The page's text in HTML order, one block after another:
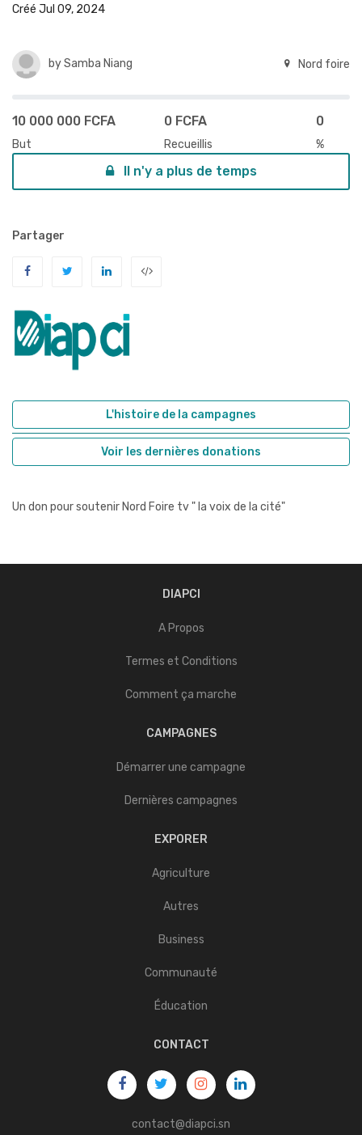
Créé Jul 09, 2024
bySamba Niang Nord foire
10 000 000 FCFA
But
0 FCFA
Recueillis
0
%
Il n'y a plus de temps
Partager
L'histoire de la campagnes
Voir les dernières donations
Un don pour soutenir Nord Foire tv " la voix de la cité"
DIAPCI
A Propos
Termes et Conditions
Comment ça marche
CAMPAGNES
Démarrer une campagne
Dernières campagnes
EXPORER
Agriculture
Autres
Business
Communauté
Éducation
CONTACT
contact@diapci.sn